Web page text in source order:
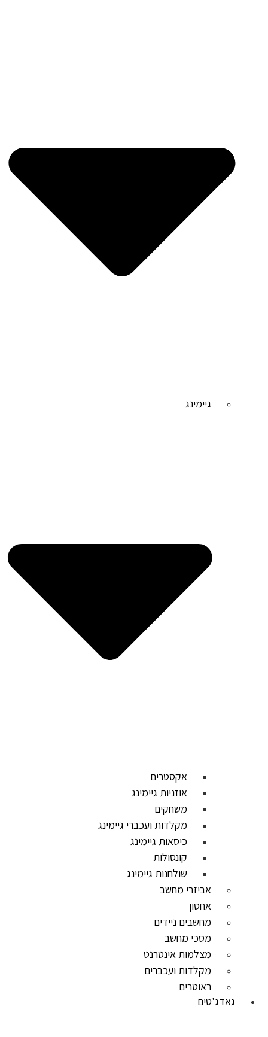
גיימינג
אקסטרים
אוזניות גיימינג
משחקים
מקלדות ועכברי גיימינג
כיסאות גיימינג
קונסולות
שולחנות גיימינג
אביזרי מחשב
אחסון
מחשבים ניידים
מסכי מחשב
מצלמות אינטרנט
מקלדות ועכברים
ראוטרים
גאדג'טים